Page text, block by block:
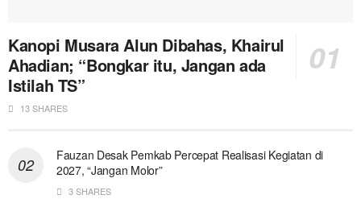
Kanopi Musara Alun Dibahas, Khairul
Ahadian; “Bongkar itu, Jangan ada
Istilah TS”
13 SHARES
Fauzan Desak Pemkab Percepat Realisasi Kegiatan di
2027, “Jangan Molor”
3 SHARES